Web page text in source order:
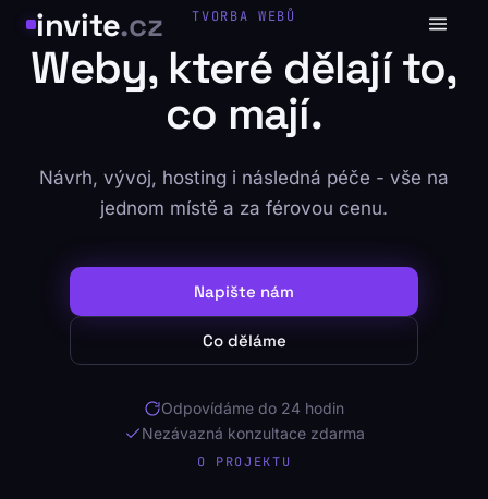
Přeskočit na hlavní obsah
invite.cz TVORBA WEBŮ
Weby, které dělají to,
co mají.
Návrh, vývoj, hosting i následná péče - vše na
jednom místě a za férovou cenu.
Napište nám
Co děláme
Odpovídáme do 24 hodin
Nezávazná konzultace zdarma
O PROJEKTU